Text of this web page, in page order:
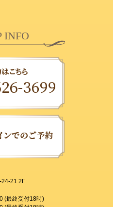
INFO
24-21 2F
(最終受付18時)